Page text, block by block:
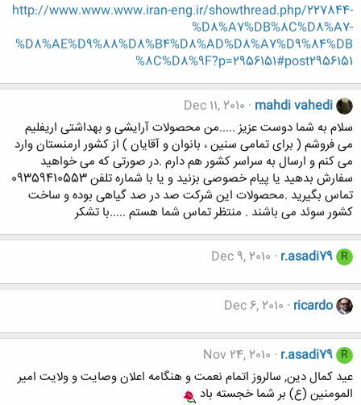
http://www.www.www.iran-eng.ir/showthread.php/227844-
%D8%A7%DB%8C%D8%A7-
%D8%AE%D9%88%D8%B4%D8%AD%D8%A7%D9%84%DB
%8C%D8%9F?p=2956151#post2956151
mahdi vahedi
Dec 11, 2010
سلام به شما دوست عزیز .....من محصولات آرایشی و بهداشتی اریفلیم
می فروشم ( برای تمامی سنین ، بانوان و آقایان ) از کشور ارمنستان وارد
می کنم و ارسال به سراسر کشور هم دارم .در صورتی که می خواهید
سفارش بدهید یا پیام خصوصی بزنید و یا با شماره تلفن 09359410553
تماس بگیرید .محصولات این شرکت صد در صد گیاهی بوده و ساخت
کشور سوئد می باشند . منتظر تماس شما هستم .....با تشکر
R
r.asadi79
Dec 9, 2010
ricardo
Dec 6, 2010
R
r.asadi79
Nov 24, 2010
عید کمال دین, سالروز اتمام نعمت و هنگامه اعلان وصایت و ولایت امیر
المومنین (ع) بر شما خجسته باد